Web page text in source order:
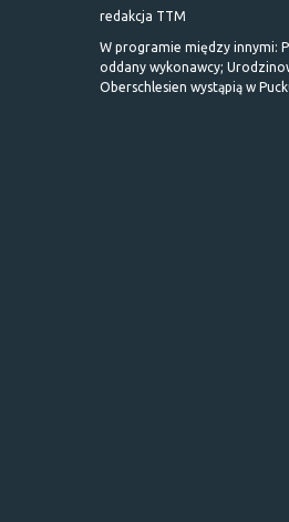
redakcja TTM
W programie między innymi:
oddany wykonawcy;
Oberschlesien wystąpią w